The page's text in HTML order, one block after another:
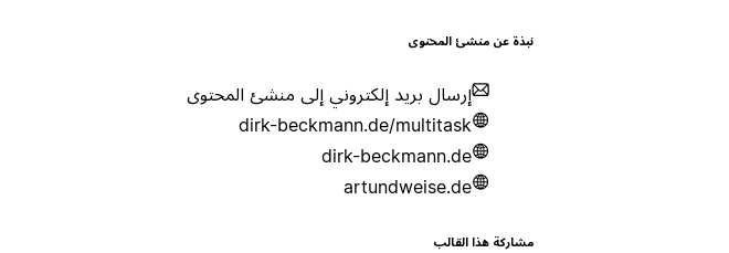
نبذة عن منشئ المحتوى
إرسال بريد إلكتروني إلى منشئ المحتوى
dirk-beckmann.de/multitask
dirk-beckmann.de
artundweise.de
مشاركة هذا القالب